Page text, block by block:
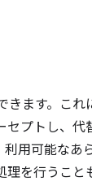
ます。これ
セプトし、
用可能な
を行うこ